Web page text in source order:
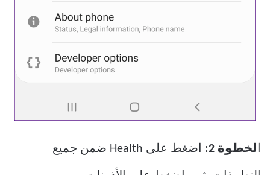
لخطوة 2: اضغط على Health ضمن جميع